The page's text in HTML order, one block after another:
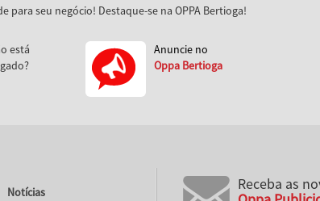
para seu negócio! Destaque-se na OPPA Bertioga!
está
Anuncie no
Oppa Bertioga
Notícias
Receba as